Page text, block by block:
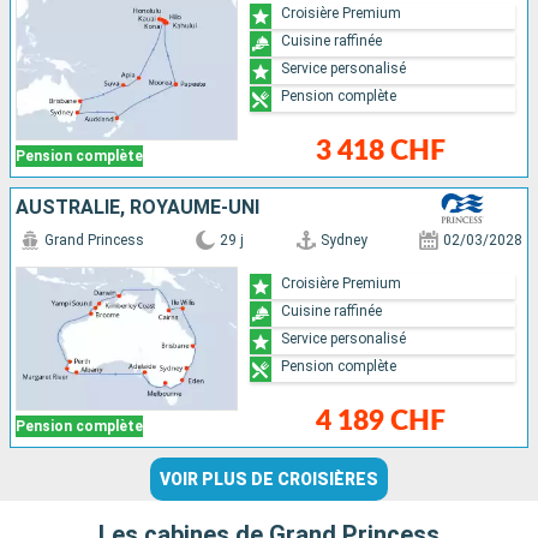
Pension complète 3 418 CHF
Croisière Premium
Cuisine raffinée
Service personalisé
Pension complète
AUSTRALIE, ROYAUME-UNI
Pension complète
Grand Princess 29 j Sydney 02/03/2028
4 189 CHF
Croisière Premium
Cuisine raffinée
Service personalisé
Pension complète
VOIR PLUS DE CROISIÈRES